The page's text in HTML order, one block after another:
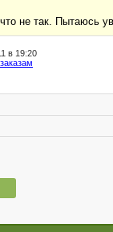
не так. Пытаюсь
в 19:20